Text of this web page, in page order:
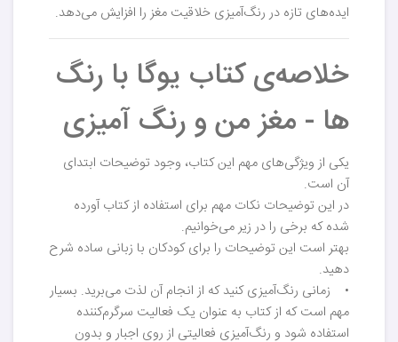
ایده‌های تازه در رنگ‌آمیزی خلاقیت مغز را افزایش می‌دهد.
خلاصه‌ی کتاب یوگا با رنگ
ها - مغز من و رنگ آمیزی
یکی از ویژگی‌های مهم این کتاب، وجود توضیحات ابتدای
آن است.
در این توضیحات نکات مهم برای استفاده از کتاب آورده
شده که برخی را در زیر می‌خوانیم.
بهتر است این توضیحات را برای کودکان با زبانی ساده شرح
دهید.
• زمانی رنگ‌آمیزی کنید که از انجام آن لذت می‌برید. بسیار
مهم است که از کتاب به عنوان یک فعالیت سرگرم‌کننده
استفاده شود و رنگ‌آمیزی فعالیتی از روی اجبار و بدون